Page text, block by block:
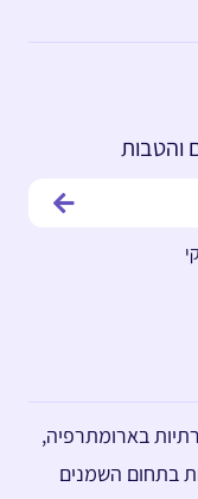
והטבות
בארומתרפיה,
בתחום השמנים